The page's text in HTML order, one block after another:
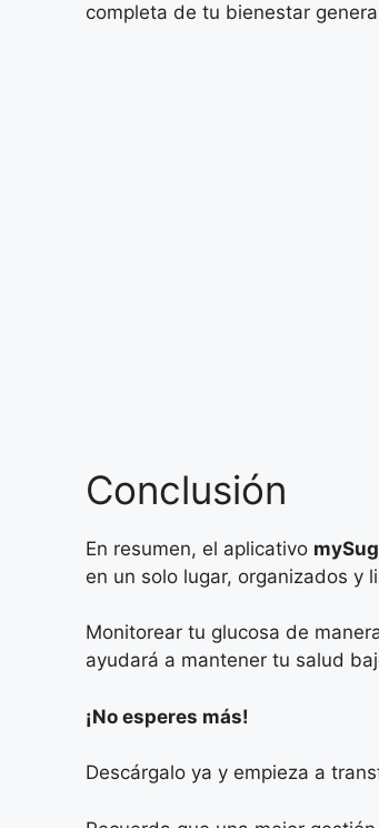
completa de tu bienestar
Conclusión
En resumen, el aplicativo
en un solo lugar, organizados y
Monitorear tu glucosa de
ayudará a mantener tu salud
¡No esperes más!
Descárgalo ya y empieza a